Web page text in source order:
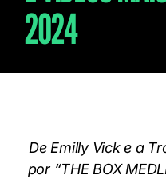
2024
De Emilly Vick e a
por “THE BOX